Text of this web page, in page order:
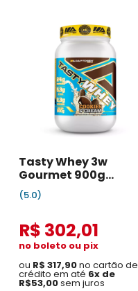
Tasty Whey 3w
Gourmet 900g
Cookies and Cream
(5.0)
R$ 302,01
no boleto ou pix
ou R$ 317,90no cartão de
crédito em até 6x de
R$53,00sem juros